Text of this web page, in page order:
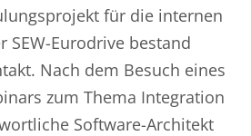
für die internen
SEW-Eurodrive bestand
Nach dem Besuch eines
zum Thema Integration
Software-Architekt